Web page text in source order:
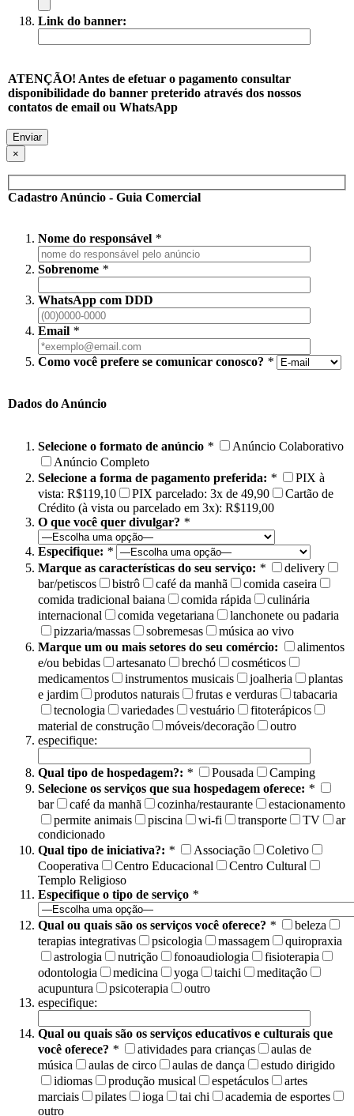
Link do banner:
ATENÇÃO! Antes de efetuar o pagamento consultar
disponibilidade do banner preterido através dos nossos
contatos de email ou WhatsApp
×
Cadastro Anúncio - Guia Comercial
Nome do responsável *
Sobrenome *
WhatsApp com DDD
Email *
Como você prefere se comunicar conosco? *
Dados do Anúncio
Selecione o formato de anúncio *
Anúncio Colaborativo
Anúncio Completo
Selecione a forma de pagamento preferida: *
PIX à
vista: R$119,10
PIX parcelado: 3x de 49,90
Cartão de
Crédito (à vista ou parcelado em 3x): R$119,00
O que você quer divulgar? *
Especifique: *
Marque as características do seu serviço: *
delivery
bar/petiscos
bistrô café da manhã
comida caseira
comida tradicional baiana
comida rápida
culinária
internacional
comida vegetariana
lanchonete ou padaria
pizzaria/massas
sobremesas
música ao vivo
Marque um ou mais setores do seu comércio:
alimentos
e/ou bebidas
artesanato brechó
cosméticos
medicamentos
instrumentos musicais joalheria
plantas
e jardim
produtos naturais frutas e verduras
tabacaria
tecnologia
variedades vestuário
fitoterápicos
material de construção
móveis/decoração
outro
especifique:
Qual tipo de hospedagem?: * Pousada
Camping
Selecione os serviços que sua hospedagem oferece: *
bar
café da manhã cozinha/restaurante
estacionamento
permite animais
piscina wi-fi transporte TV
ar
condicionado
Qual tipo de iniciativa?: * Associação
Coletivo
Cooperativa
Centro Educacional
Centro Cultural
Templo Religioso
Especifique o tipo de serviço *
Qual ou quais são os serviços você oferece? *
beleza
terapias integrativas
psicologia massagem
quiropraxia
astrologia
nutrição fonoaudiologia
fisioterapia
odontologia
medicina yoga taichi
meditação
acupuntura
psicoterapia
outro
especifique:
Qual ou quais são os serviços educativos e culturais que
você oferece? * atividades para crianças
aulas de
música
aulas de circo aulas de dança
estudo dirigido
idiomas
produção musical espetáculos
artes
marciais
pilates ioga tai chi
academia de esportes
outro